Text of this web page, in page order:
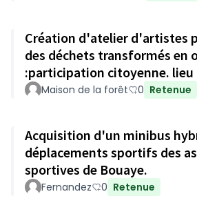
Création d'atelier d'artistes
des déchets transformés en
:participation citoyenne. lieu
historique du Gâvre.
Maison de la forêt 0 Retenue
Acquisition d'un minibus
déplacements sportifs des
sportives de Bouaye.
Fernandez 0 Retenue